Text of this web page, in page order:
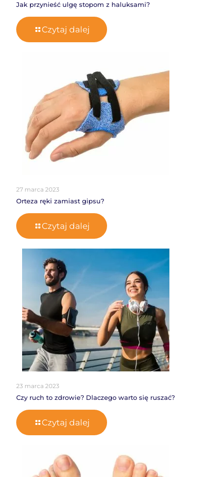
Jak przynieść ulgę stopom z haluksami?
Czytaj dalej
27 marca 2023
Orteza ręki zamiast gipsu?
Czytaj dalej
23 marca 2023
Czy ruch to zdrowie? Dlaczego warto się ruszać?
Czytaj dalej